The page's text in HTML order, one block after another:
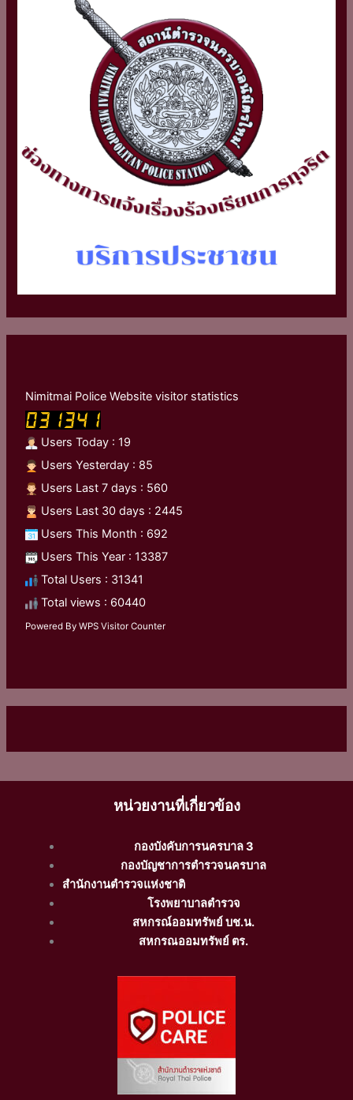
Nimitmai Police Website visitor statistics
Users Today : 19
Users Yesterday : 85
Users Last 7 days : 560
Users Last 30 days : 2445
Users This Month : 692
Users This Year : 13387
Total Users : 31341
Total views : 60440
Powered ByWPS Visitor Counter
หน่วยงานที่เกี่ยวข้อง
กองบังคับการนครบาล 3
กองบัญชาการตำรวจนครบาล
สำนักงานตำรวจแห่งชาติ
โรงพยาบาลตำรวจ
สหกรณ์ออมทรัพย์ บช.น.
สหกรณออมทรัพย์ ตร.